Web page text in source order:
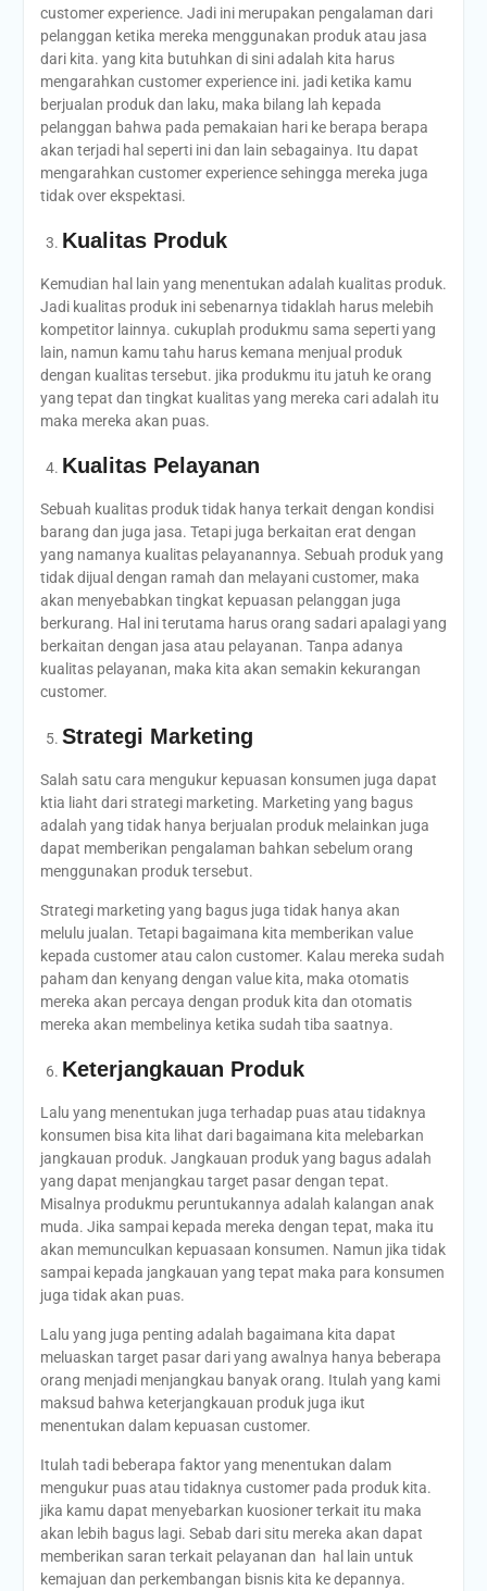
customer experience. Jadi ini merupakan pengalaman dari
pelanggan ketika mereka menggunakan produk atau jasa
dari kita. yang kita butuhkan di sini adalah kita harus
mengarahkan customer experience ini. jadi ketika kamu
berjualan produk dan laku, maka bilang lah kepada
pelanggan bahwa pada pemakaian hari ke berapa berapa
akan terjadi hal seperti ini dan lain sebagainya. Itu dapat
mengarahkan customer experience sehingga mereka juga
tidak over ekspektasi.
Kualitas Produk
Kemudian hal lain yang menentukan adalah kualitas produk.
Jadi kualitas produk ini sebenarnya tidaklah harus melebih
kompetitor lainnya. cukuplah produkmu sama seperti yang
lain, namun kamu tahu harus kemana menjual produk
dengan kualitas tersebut. jika produkmu itu jatuh ke orang
yang tepat dan tingkat kualitas yang mereka cari adalah itu
maka mereka akan puas.
Kualitas Pelayanan
Sebuah kualitas produk tidak hanya terkait dengan kondisi
barang dan juga jasa. Tetapi juga berkaitan erat dengan
yang namanya kualitas pelayanannya. Sebuah produk yang
tidak dijual dengan ramah dan melayani customer, maka
akan menyebabkan tingkat kepuasan pelanggan juga
berkurang. Hal ini terutama harus orang sadari apalagi yang
berkaitan dengan jasa atau pelayanan. Tanpa adanya
kualitas pelayanan, maka kita akan semakin kekurangan
customer.
Strategi Marketing
Salah satu cara mengukur kepuasan konsumen juga dapat
ktia liaht dari strategi marketing. Marketing yang bagus
adalah yang tidak hanya berjualan produk melainkan juga
dapat memberikan pengalaman bahkan sebelum orang
menggunakan produk tersebut.
Strategi marketing yang bagus juga tidak hanya akan
melulu jualan. Tetapi bagaimana kita memberikan value
kepada customer atau calon customer. Kalau mereka sudah
paham dan kenyang dengan value kita, maka otomatis
mereka akan percaya dengan produk kita dan otomatis
mereka akan membelinya ketika sudah tiba saatnya.
Keterjangkauan Produk
Lalu yang menentukan juga terhadap puas atau tidaknya
konsumen bisa kita lihat dari bagaimana kita melebarkan
jangkauan produk. Jangkauan produk yang bagus adalah
yang dapat menjangkau target pasar dengan tepat.
Misalnya produkmu peruntukannya adalah kalangan anak
muda. Jika sampai kepada mereka dengan tepat, maka itu
akan memunculkan kepuasaan konsumen. Namun jika tidak
sampai kepada jangkauan yang tepat maka para konsumen
juga tidak akan puas.
Lalu yang juga penting adalah bagaimana kita dapat
meluaskan target pasar dari yang awalnya hanya beberapa
orang menjadi menjangkau banyak orang. Itulah yang kami
maksud bahwa keterjangkauan produk juga ikut
menentukan dalam kepuasan customer.
Itulah tadi beberapa faktor yang menentukan dalam
mengukur puas atau tidaknya customer pada produk kita.
jika kamu dapat menyebarkan kuosioner terkait itu maka
akan lebih bagus lagi. Sebab dari situ mereka akan dapat
memberikan saran terkait pelayanan dan hal lain untuk
kemajuan dan perkembangan bisnis kita ke depannya.